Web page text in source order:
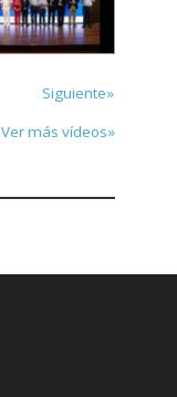
Siguiente»
Ver más vídeos»